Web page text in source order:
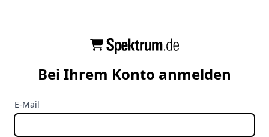
Bei Ihrem Konto anmelden
E-Mail